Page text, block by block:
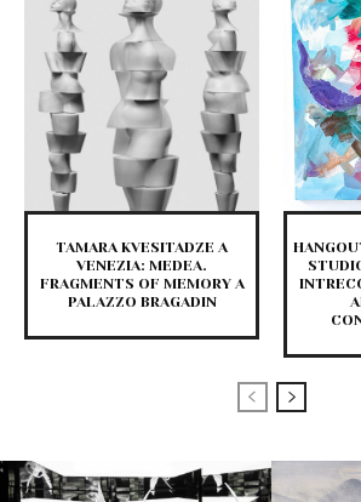
TAMARA KVESITADZE A
VENEZIA: MEDEA.
FRAGMENTS OF MEMORY A
PALAZZO BRAGADIN